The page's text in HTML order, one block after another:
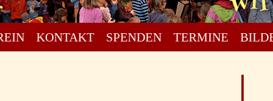
KONTAKT SPENDEN TERMINE